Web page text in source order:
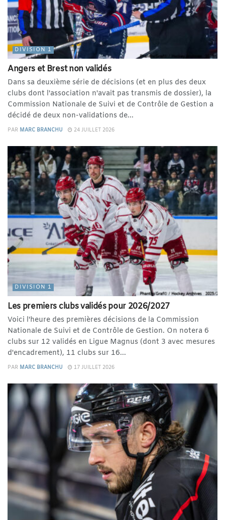
DIVISION 1
Angers et Brest non validés
Dans sa deuxième série de décisions (et en plus des deux
clubs dont l'association n'avait pas transmis de dossier), la
Commission Nationale de Suivi et de Contrôle de Gestion a
décidé de deux non-validations de...
PAR MARC BRANCHU 24 JUILLET 2026
DIVISION 1
Les premiers clubs validés pour 2026/2027
Voici l'heure des premières décisions de la Commission
Nationale de Suivi et de Contrôle de Gestion. On notera 6
clubs sur 12 validés en Ligue Magnus (dont 3 avec mesures
d'encadrement), 11 clubs sur 16...
PAR MARC BRANCHU 17 JUILLET 2026